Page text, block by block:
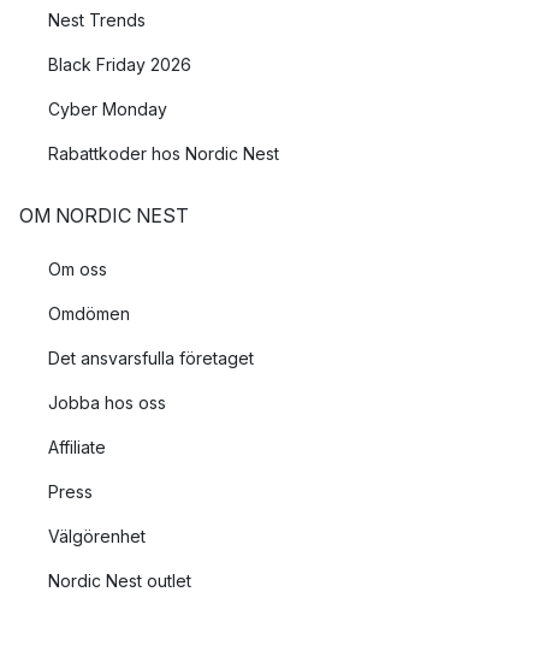
Nest Trends
Black Friday 2026
Cyber Monday
Rabattkoder hos Nordic Nest
OM NORDIC NEST
Om oss
Omdömen
Det ansvarsfulla företaget
Jobba hos oss
Affiliate
Press
Välgörenhet
Nordic Nest outlet